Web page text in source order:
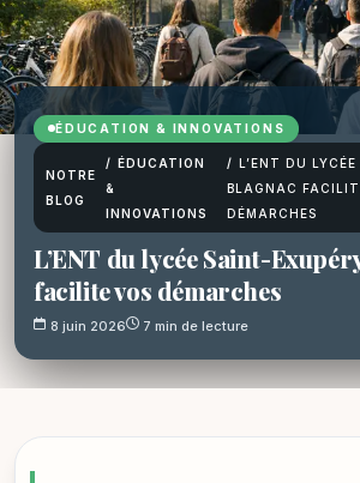
ÉDUCATION & INNOVATIONS
NOTRE
BLOG
/ ÉDUCATION
&
INNOVATIONS
/ L’ENT DU
BLAGNAC
DÉMARCHES
L’ENT du lycée Saint-
facilite vos démarches
8 juin 2026 7 min de lecture